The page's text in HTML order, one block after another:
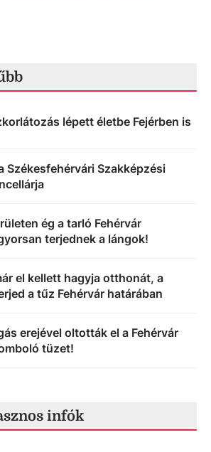
lépett életbe Fejérben is
Székesfehérvári Szakképzési
ég a tarló Fehérvár
terjednek a lángok!
el kellett hagyja otthonát, a
a tűz Fehérvár határában
erejével oltották el a Fehérvár
tüzet!
infók